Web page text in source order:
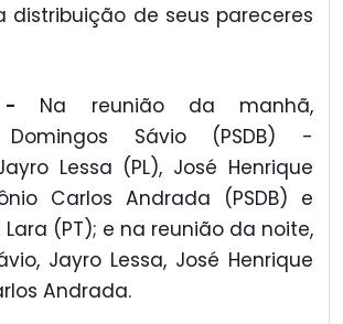
distribuição de seus pareceres
- Na reunião da manhã,
Domingos Sávio (PSDB) -
Lessa (PL), José Henrique
Carlos Andrada (PSDB) e
Lara (PT); e na reunião da noite,
Jayro Lessa, José Henrique
Andrada.